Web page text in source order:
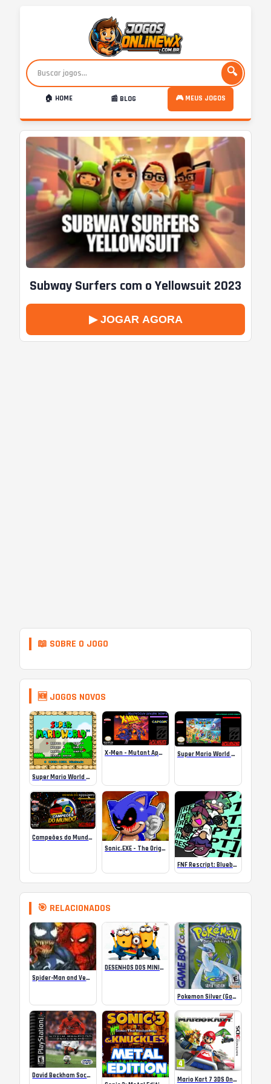
🔍
🏠 HOME 📰 BLOG 🎮 MEUS JOGOS
Subway Surfers com o Yellowsuit 2023
▶ JOGAR AGORA
📖 SOBRE O JOGO
🆕 JOGOS NOVOS
Super Mario World SA-1 Online
X-Men – Mutant Apocalypse Rebalanced Online Super Mario World Mix Online
Campeões do Mundo (ISS) Online
Sonic.EXE – The Original Game Online
FNF Rescript: Blueballed
🎯 RELACIONADOS
Spider-Man and Venom – Separation Anxiety
DESENHOS DOS MINIONS PARA COLORIR – MEU MALVADO FAVORITO
Pokemon Silver (Gameboy Color)
David Beckham Soccer
Mario Kart 7 3DS Online